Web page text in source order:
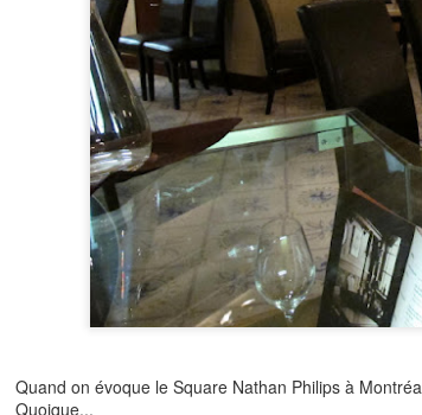
Quand on évoque le Square Nathan Philips à
Quoique...
Bizarreries